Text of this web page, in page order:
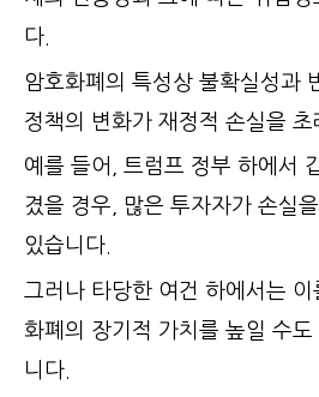
다.
암호화폐의 특성상 불확실성과
정책의 변화가 재정적 손실을 초
예를 들어, 트럼프 정부 하에서
겼을 경우, 많은 투자자가 손실
있습니다.
그러나 타당한 여건 하에서는
화폐의 장기적 가치를 높일 수
니다.